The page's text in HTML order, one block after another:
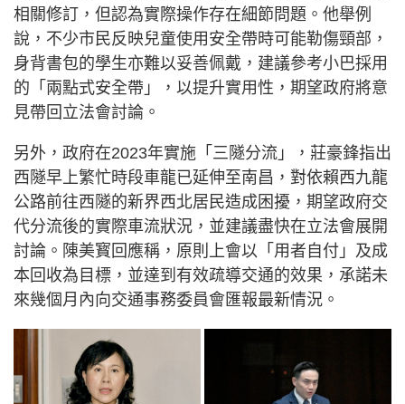
相關修訂，但認為實際操作存在細節問題。他舉例
說，不少市民反映兒童使用安全帶時可能勒傷頸部，
身背書包的學生亦難以妥善佩戴，建議參考小巴採用
的「兩點式安全帶」，以提升實用性，期望政府將意
見帶回立法會討論。
另外，政府在2023年實施「三隧分流」，莊豪鋒指出
西隧早上繁忙時段車龍已延伸至南昌，對依賴西九龍
公路前往西隧的新界西北居民造成困擾，期望政府交
代分流後的實際車流狀況，並建議盡快在立法會展開
討論。陳美寳回應稱，原則上會以「用者自付」及成
本回收為目標，並達到有效疏導交通的效果，承諾未
來幾個月內向交通事務委員會匯報最新情況。